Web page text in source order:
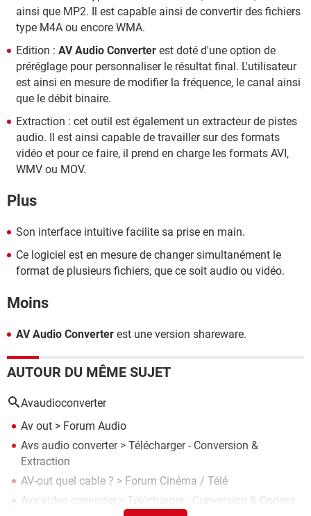
ainsi que MP2. Il est capable ainsi de convertir des fichiers
type M4A ou encore WMA.
Edition : AV Audio Converter est doté d'une option de
préréglage pour personnaliser le résultat final. L'utilisateur
est ainsi en mesure de modifier la fréquence, le canal ainsi
que le débit binaire.
Extraction : cet outil est également un extracteur de pistes
audio. Il est ainsi capable de travailler sur des formats
vidéo et pour ce faire, il prend en charge les formats AVI,
WMV ou MOV.
Plus
Son interface intuitive facilite sa prise en main.
Ce logiciel est en mesure de changer simultanément le
format de plusieurs fichiers, que ce soit audio ou vidéo.
Moins
AV Audio Converter est une version shareware.
AUTOUR DU MÊME SUJET
Avaudioconverter
Av out > Forum Audio
Avs audio converter> Télécharger - Conversion &
Extraction
AV-out quel cable ? > Forum Cinéma / Télé
Avs video converter > Télécharger - Conversion & Codecs